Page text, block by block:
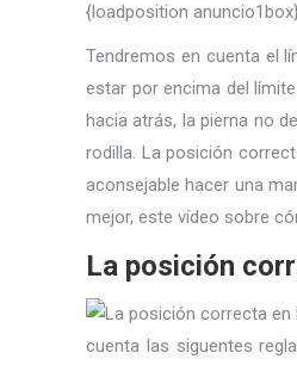
{loadposition
Tendremos en cuenta el
estar por encima del
hacia atrás, la pierna no
rodilla. La posición
aconsejable hacer una
mejor, este vídeo sobre
La posición
cuenta las siguentes